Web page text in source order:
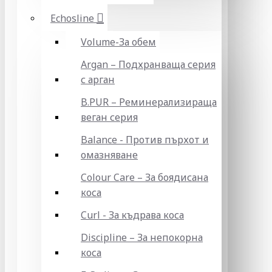
Echosline
Volume-За обем
Argan – Подхранваща серия
с арган
B.PUR – Реминерализираща
веган серия
Balance - Против пърхот и
омазняване
Colour Care – За боядисана
коса
Curl - За къдрава коса
Discipline – За непокорна
коса